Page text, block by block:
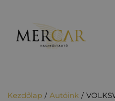
Kezdőlap Autóink